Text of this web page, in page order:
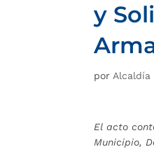
y
por Alcaldía
El acto
Municipio,